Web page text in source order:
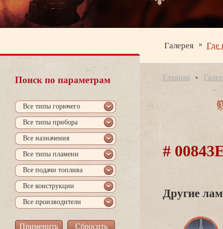
Галерея Где
Поиск по параметрам
се типы горючего
се типы прибора
се назначения
се типы пламени
се подачи топлива
се конструкции
се производители
Главная
#
Другие